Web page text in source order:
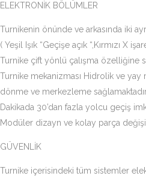
ELEKTRONİK BÖLÜMLER
Turnikenin önünde ve arkasında iki
( Yeşil Işık “Geçişe açık “,Kırmızı X
Turnike çift yönlü çalışma özelliğine
Turnike mekanizması Hidrolik ve yay
dönme ve merkezleme
Dakikada 30’dan fazla yolcu geçiş
Modüler dizayn ve kolay parça
GÜVENLİK
Turnike içerisindeki tüm sistemler